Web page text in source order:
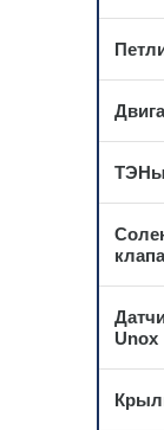
Unox